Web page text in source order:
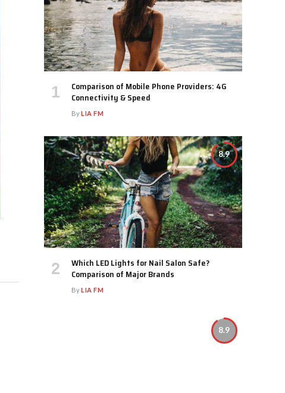
Comparison of Mobile Phone Providers: 4G
Connectivity & Speed
ByLIA FM
8.9
Which LED Lights for Nail Salon Safe?
Comparison of Major Brands
ByLIA FM
8.9